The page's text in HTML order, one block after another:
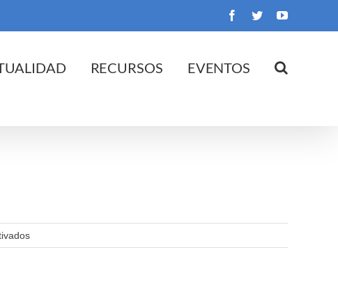
Facebook
TwitterYouTube
RECURSOS EVENTOS
en
Webinario: